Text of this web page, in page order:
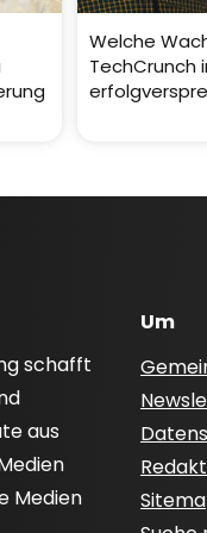
Welche
TechCrunch
schafft
aus
Medien
Um